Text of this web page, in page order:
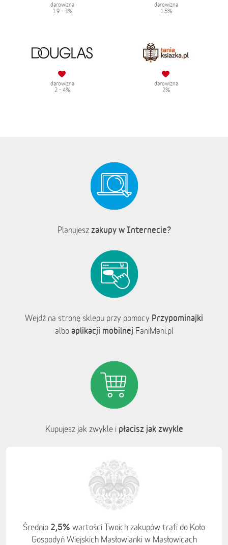
darowizna
1.9 - 3%
darowizna
1.5%
darowizna
2 - 4%
darowizna
2%
Planujesz zakupy w Internecie?
Wejdź na stronę sklepu przy pomocy Przypominajki
albo aplikacji mobilnej FaniMani.pl
Kupujesz jak zwykle i płacisz jak zwykle
Średnio 2,5% wartości Twoich zakupów trafi do Koło
Gospodyń Wiejskich Masłowianki w Masłowicach